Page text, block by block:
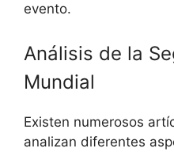
evento.
Análisis de la
Mundial
Existen numerosos
analizan diferentes